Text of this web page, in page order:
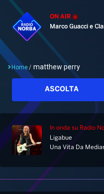
ON AIR
Home
Notizie
Home/ matthew perry
ASCOLTA
In onda su Radio
Ligabue
Una Vita Da